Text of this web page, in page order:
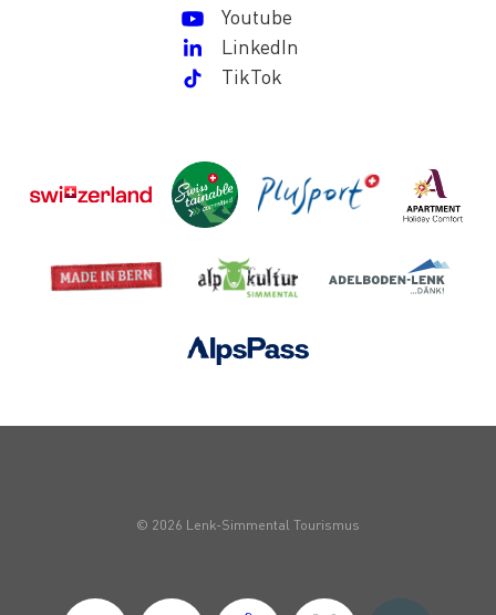
Youtube
LinkedIn
TikTok
© 2026 Lenk-Simmental Tourismus